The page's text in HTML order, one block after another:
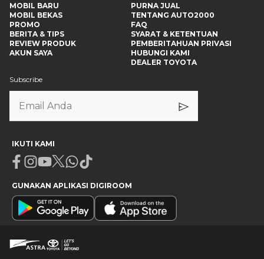
MOBIL BARU
MOBIL BEKAS
PROMO
BERITA & TIPS
REVIEW PRODUK
AKUN SAYA
PURNA JUAL
TENTANG AUTO2000
FAQ
SYARAT & KETENTUAN
PEMBERITAHUAN PRIVASI
HUBUNGI KAMI
DEALER TOYOTA
Subscribe
IKUTI KAMI
Facebook
Instagram
Youtube
X Whatsapp
Tiktok
GUNAKAN APLIKASI DIGIROOM